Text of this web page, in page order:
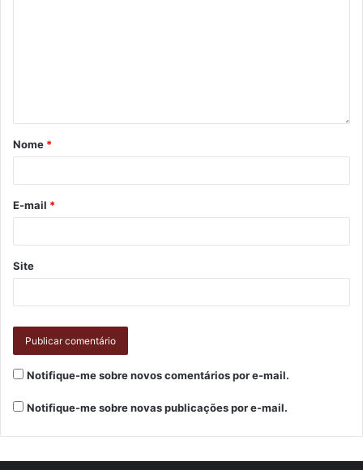
Nome *
E-mail *
Site
Notifique-me sobre novos comentários por e-mail.
Notifique-me sobre novas publicações por e-mail.